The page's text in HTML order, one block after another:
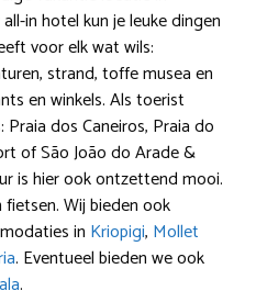
in hotel kun je leuke dingen
voor elk wat wils:
strand, toffe musea en
en winkels. Als toerist
dos Caneiros, Praia do
of São João do Arade &
is hier ook ontzettend mooi.
Wij bieden ook
in Kriopigi, Mollet
. Eventueel bieden we ook
.